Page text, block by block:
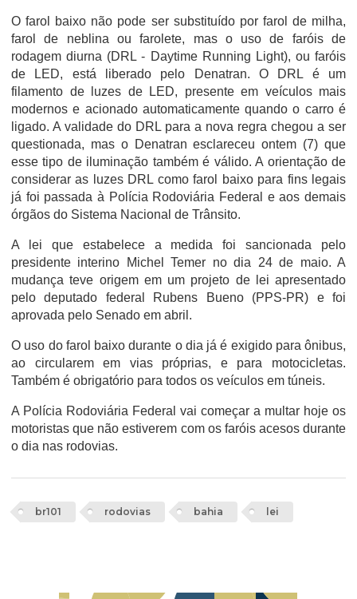
O farol baixo não pode ser substituído por farol de milha,
farol de neblina ou farolete, mas o uso de faróis de
rodagem diurna (DRL - Daytime Running Light), ou faróis
de LED, está liberado pelo Denatran. O DRL é um
filamento de luzes de LED, presente em veículos mais
modernos e acionado automaticamente quando o carro é
ligado. A validade do DRL para a nova regra chegou a ser
questionada, mas o Denatran esclareceu ontem (7) que
esse tipo de iluminação também é válido. A orientação de
considerar as luzes DRL como farol baixo para fins legais
já foi passada à Polícia Rodoviária Federal e aos demais
órgãos do Sistema Nacional de Trânsito.
A lei que estabelece a medida foi sancionada pelo
presidente interino Michel Temer no dia 24 de maio. A
mudança teve origem em um projeto de lei apresentado
pelo deputado federal Rubens Bueno (PPS-PR) e foi
aprovada pelo Senado em abril.
O uso do farol baixo durante o dia já é exigido para ônibus,
ao circularem em vias próprias, e para motocicletas.
Também é obrigatório para todos os veículos em túneis.
A Polícia Rodoviária Federal vai começar a multar hoje os
motoristas que não estiverem com os faróis acesos durante
o dia nas rodovias.
br101 rodovias bahia lei